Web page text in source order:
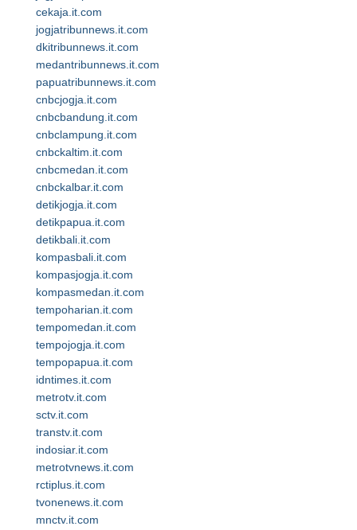
cekaja.it.com
jogjatribunnews.it.com
dkitribunnews.it.com
medantribunnews.it.com
papuatribunnews.it.com
cnbcjogja.it.com
cnbcbandung.it.com
cnbclampung.it.com
cnbckaltim.it.com
cnbcmedan.it.com
cnbckalbar.it.com
detikjogja.it.com
detikpapua.it.com
detikbali.it.com
kompasbali.it.com
kompasjogja.it.com
kompasmedan.it.com
tempoharian.it.com
tempomedan.it.com
tempojogja.it.com
tempopapua.it.com
idntimes.it.com
metrotv.it.com
sctv.it.com
transtv.it.com
indosiar.it.com
metrotvnews.it.com
rctiplus.it.com
tvonenews.it.com
mnctv.it.com